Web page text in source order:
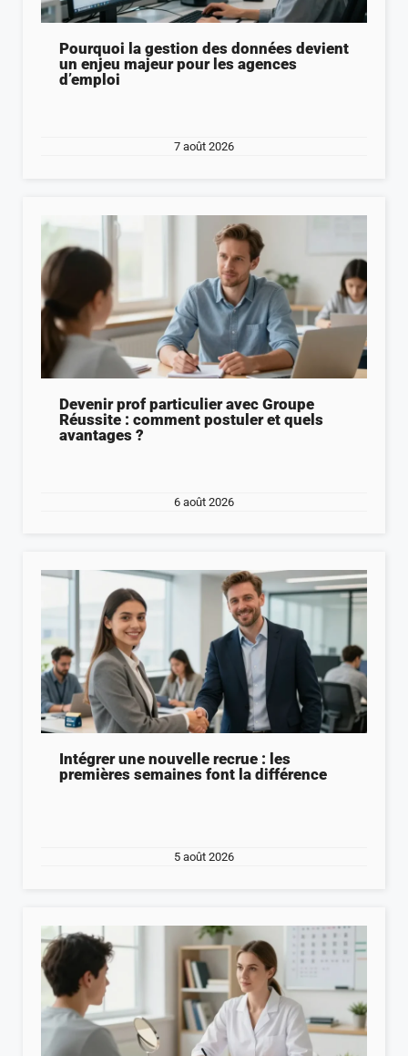
Pourquoi la gestion des données devient
un enjeu majeur pour les agences
d’emploi
7 août 2026
Devenir prof particulier avec Groupe
Réussite : comment postuler et quels
avantages ?
6 août 2026
Intégrer une nouvelle recrue : les
premières semaines font la différence
5 août 2026